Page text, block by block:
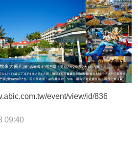
event/view/id/836
09:40